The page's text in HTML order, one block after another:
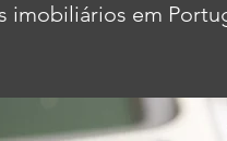
imobiliários em